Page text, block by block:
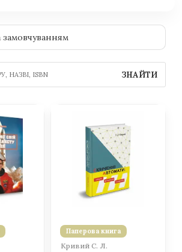
ЗНАЙТИ
Паперова книга
Кривий С. Л.